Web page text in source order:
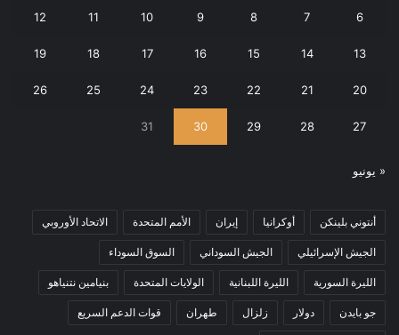
6
7
8
9
10
11
12
13
14
15
16
17
18
19
20
21
22
23
24
25
26
27
28
29
30
31
« يونيو
أنتوني بلينكن أوكرانيا إيران الأمم المتحدة الاتحاد الأوروبي
الجيش الإسرائيلي الجيش السوداني السوق السوداء
الليرة السورية الليرة اللبنانية الولايات المتحدة بنيامين نتنياهو
جو بايدن دولار زلزال طهران قوات الدعم السريع